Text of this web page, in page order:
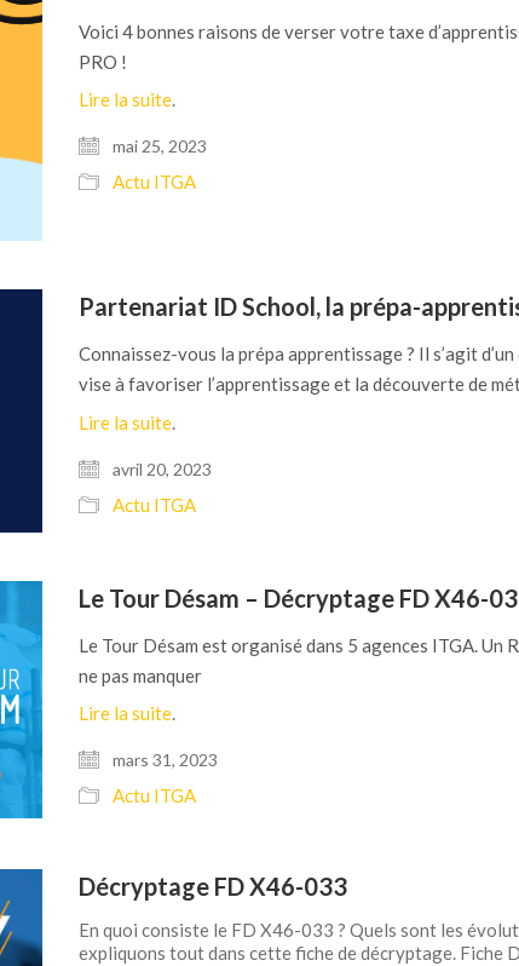
Voici 4 bonnes raisons de verser votre taxe
PRO !
Lire la suite.
mai 25, 2023
Actu ITGA
Partenariat ID School, la prépa-
Connaissez-vous la prépa apprentissage ? Il s’agit
vise à favoriser l’apprentissage et la découverte de
Lire la suite.
avril 20, 2023
Actu ITGA
Le Tour Désam – Décryptage FD X46-
Le Tour Désam est organisé dans 5 agences ITGA.
ne pas manquer
Lire la suite.
mars 31, 2023
Actu ITGA
Décryptage FD X46-033
En quoi consiste le FD X46-033 ? Quels sont les
expliquons tout dans cette fiche de décryptage. Fiche